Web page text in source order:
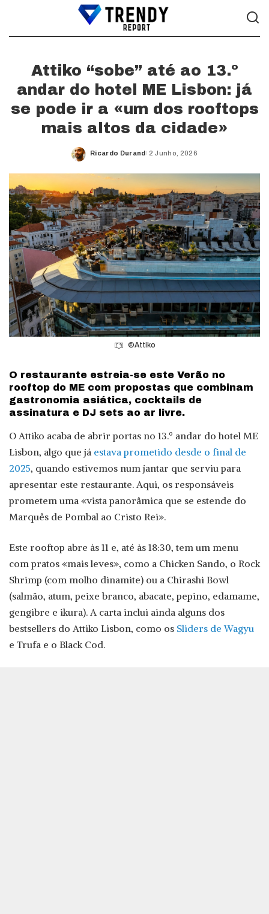
Attiko “sobe” até ao 13.º
andar do hotel ME Lisbon: já
se pode ir a «um dos rooftops
mais altos da cidade»
Posted
Ricardo Durand 2 Junho, 2026
©Attiko
O restaurante estreia-se este Verão no
rooftop do ME com propostas que combinam
gastronomia asiática, cocktails de
assinatura e DJ sets ao ar livre.
O Attiko acaba de abrir portas no 13.º andar do hotel ME
Lisbon, algo que já estava prometido desde o final de
2025, quando estivemos num jantar que serviu para
apresentar este restaurante. Aqui, os responsáveis
prometem uma «vista panorâmica que se estende do
Marquês de Pombal ao Cristo Rei».
Este rooftop abre às 11 e, até às 18:30, tem um menu
com pratos «mais leves», como a Chicken Sando, o Rock
Shrimp (com molho dinamite) ou a Chirashi Bowl
(salmão, atum, peixe branco, abacate, pepino, edamame,
gengibre e ikura). A carta inclui ainda alguns dos
bestsellers do Attiko Lisbon, como os Sliders de Wagyu
e Trufa e o Black Cod.